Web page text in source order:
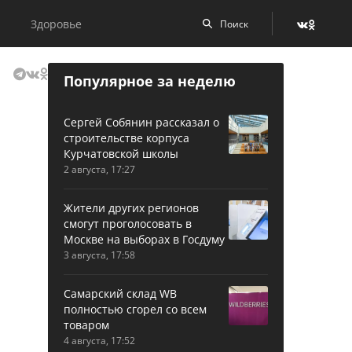
Здоровье
Популярное за неделю
Сергей Собянин рассказал о
строительстве корпуса
Курчатовской школы
2 августа, 17:27
Жители других регионов
смогут проголосовать в
Москве на выборах в Госдуму
3 августа, 17:58
Самарский склад WB
полностью сгорел со всем
товаром
4 августа, 17:52